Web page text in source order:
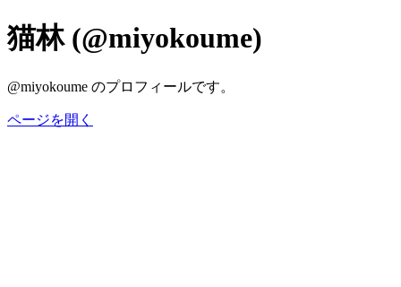
猫林 (@miyokoume)
@miyokoume のプロフィールです。
ページを開く